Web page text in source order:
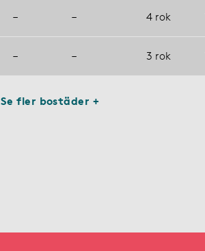
– – 4 rok
– – 3 rok
Se fler bostäder +